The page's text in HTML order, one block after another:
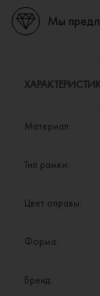
Мы
Материал:
Тип рамки:
Цвет оправы:
Форма:
Бренд: